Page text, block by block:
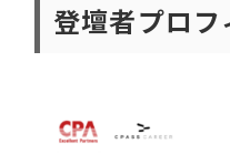
登壇者プロ